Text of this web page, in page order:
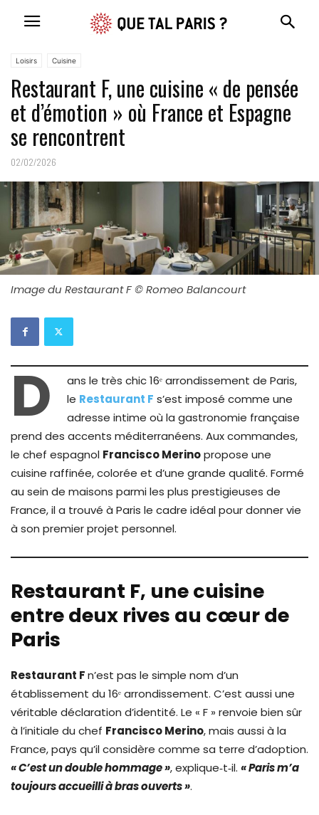
Loisirs Cuisine
Restaurant F, une cuisine « de pensée
et d’émotion » où France et Espagne
se rencontrent
02/02/2026
Image du Restaurant F © Romeo Balancourt
D
ans le très chic 16ᵉ arrondissement de Paris,
le Restaurant F s’est imposé comme une
adresse intime où la gastronomie française
prend des accents méditerranéens. Aux commandes,
le chef espagnol Francisco Merinopropose une
cuisine raffinée, colorée et d’une grande qualité. Formé
au sein de maisons parmi les plus prestigieuses de
France, il a trouvé à Paris le cadre idéal pour donner vie
à son premier projet personnel.
Restaurant F, une cuisine
entre deux rives au cœur de
Paris
Restaurant Fn’est pas le simple nom d’un
établissement du 16ᵉ arrondissement. C’est aussi une
véritable déclaration d’identité. Le « F » renvoie bien sûr
à l’initiale du chef Francisco Merino, mais aussi à la
France, pays qu’il considère comme sa terre d’adoption.
« C’est un double hommage », explique‑t‑il. « Paris m’a
toujours accueilli à bras ouverts ».